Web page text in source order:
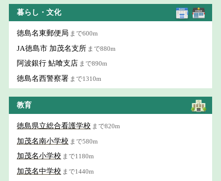
暮らし・文化
徳島名東郵便局 まで600m
JA徳島市 加茂名支所 まで880m
阿波銀行 鮎喰支店 まで890m
徳島名西警察署 まで1310m
教育
徳島県立総合看護学校 まで820m
加茂名南小学校 まで580m
加茂名小学校 まで1180m
加茂名中学校 まで1440m